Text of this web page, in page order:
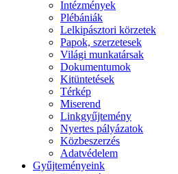
Intézmények
Plébániák
Lelkipásztori körzetek
Papok, szerzetesek
Világi munkatársak
Dokumentumok
Kitüntetések
Térkép
Miserend
Linkgyűjtemény
Nyertes pályázatok
Közbeszerzés
Adatvédelem
Gyűjteményeink